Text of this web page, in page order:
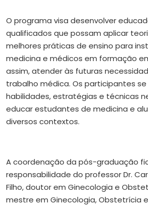
O programa visa desenvolver
qualificados que possam aplicar
melhores práticas de ensino para
medicina e médicos em formação
assim, atender às futuras
trabalho médica. Os participantes
habilidades, estratégias e técnicas
educar estudantes de medicina e
diversos contextos.
A coordenação da pós-graduação
responsabilidade do professor Dr.
Filho, doutor em Ginecologia e
mestre em Ginecologia, Obstetrícia